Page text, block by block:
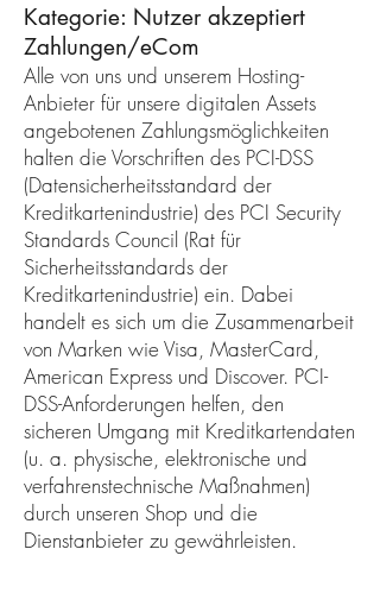
Kategorie: Nutzer akzeptiert
Zahlungen/eCom
Alle von uns und unserem Hosting-
Anbieter für unsere digitalen Assets
angebotenen Zahlungsmöglichkeiten
halten die Vorschriften des PCI-DSS
(Datensicherheitsstandard der
Kreditkartenindustrie) des PCI Security
Standards Council (Rat für
Sicherheitsstandards der
Kreditkartenindustrie) ein. Dabei
handelt es sich um die Zusammenarbeit
von Marken wie Visa, MasterCard,
American Express und Discover. PCI-
DSS-Anforderungen helfen, den
sicheren Umgang mit Kreditkartendaten
(u. a. physische, elektronische und
verfahrenstechnische Maßnahmen)
durch unseren Shop und die
Dienstanbieter zu gewährleisten.